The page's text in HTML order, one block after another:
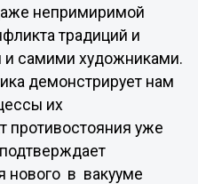
непримиримой
традиций и
и самими художниками.
демонстрирует нам
их
противостояния уже
нового в вакууме